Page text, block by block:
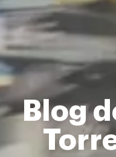
Blog